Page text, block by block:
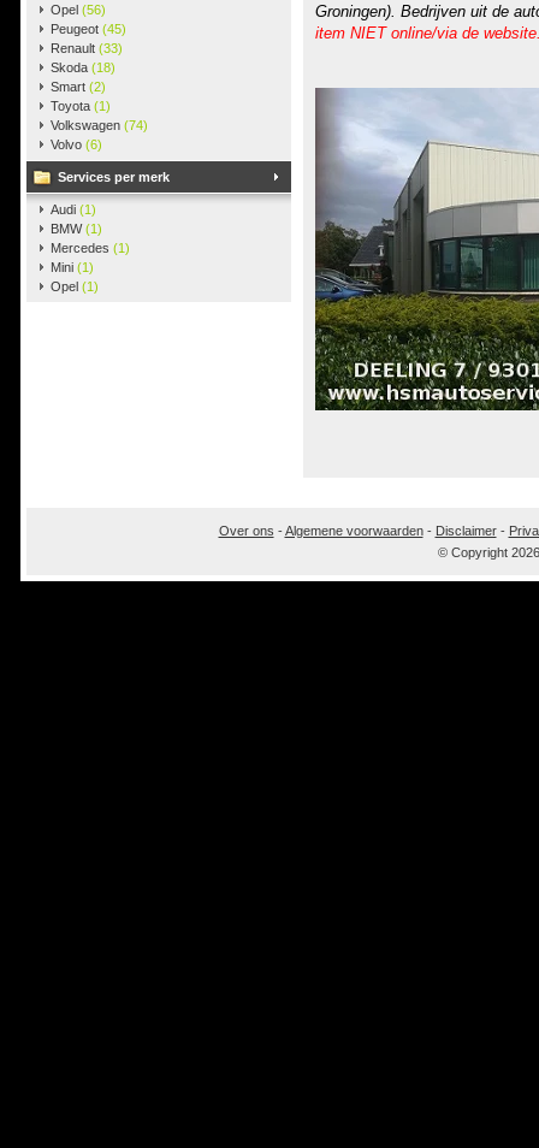
Opel (56)
Peugeot (45)
Renault (33)
Skoda (18)
Smart (2)
Toyota (1)
Volkswagen (74)
Volvo (6)
Services per merk
Audi (1)
BMW(1)
Mercedes (1)
Mini (1)
Opel (1)
Groningen). Bedrijven uit de
item NIET online/via de
Over ons -Algemene voorwaarden- Disclaimer-
© Copyright